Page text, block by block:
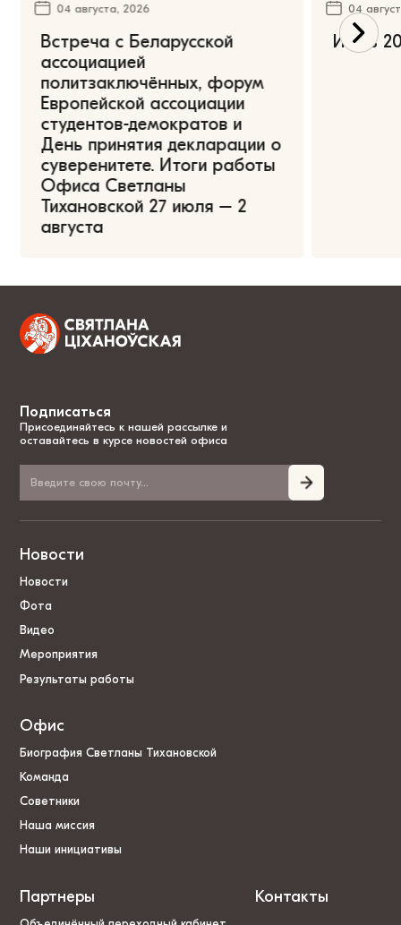
04 августа, 2026
Встреча с Беларусской
ассоциацией
политзаключённых, форум
Европейской ассоциации
студентов-демократов и
День принятия декларации о
суверенитете. Итоги работы
Офиса Светланы
Тихановской 27 июля – 2
августа
04
Июль
Подписаться
Присоединяйтесь к нашей рассылке и
оставайтесь в курсе новостей офиса
Новости
Новости
Фота
Видео
Мероприятия
Результаты работы
Офис
Биография Светланы Тихановской
Команда
Советники
Наша миссия
Наши инициативы
Партнеры Контакты